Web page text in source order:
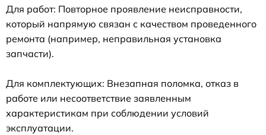
Для работ: Повторное проявление неисправности,
который напрямую связан с качеством проведенного
ремонта (например, неправильная установка
запчасти).
Для комплектующих: Внезапная поломка, отказ в
работе или несоответствие заявленным
характеристикам при соблюдении условий
эксплуатации.